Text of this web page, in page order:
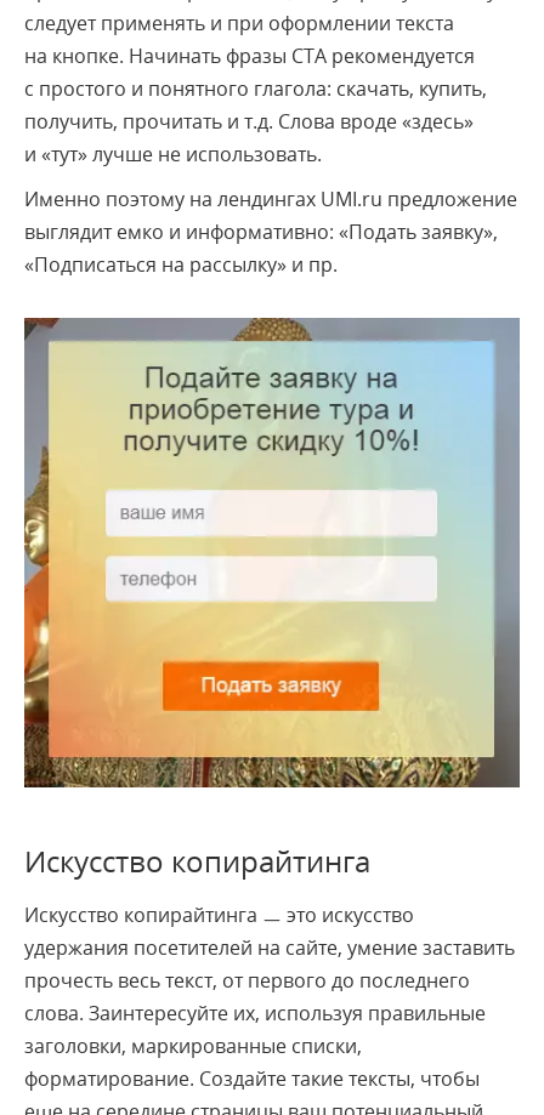
следует применять и при оформлении текста
на кнопке. Начинать фразы СТА рекомендуется
с простого и понятного глагола: скачать, купить,
получить, прочитать и т.д. Слова вроде «здесь»
и «тут» лучше не использовать.
Именно поэтому на лендингах UMI.ru предложение
выглядит емко и информативно: «Подать заявку»,
«Подписаться на рассылку» и пр.
Искусство копирайтинга
Искусство копирайтинга ㅡ это искусство
удержания посетителей на сайте, умение заставить
прочесть весь текст, от первого до последнего
слова. Заинтересуйте их, используя правильные
заголовки, маркированные списки,
форматирование. Создайте такие тексты, чтобы